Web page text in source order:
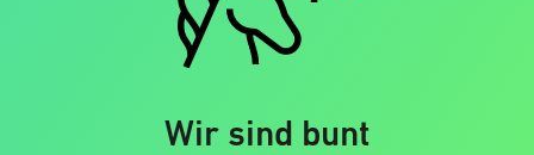
Wir sind bunt